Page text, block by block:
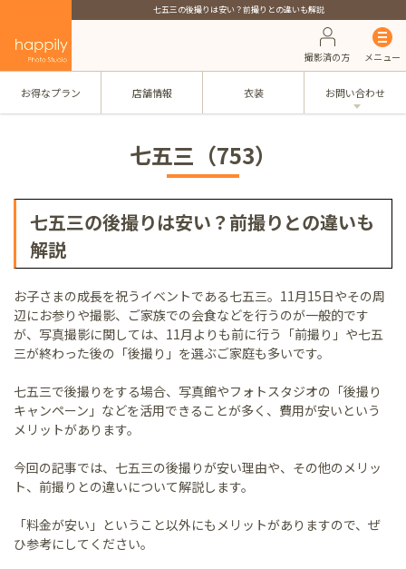
七五三の後撮りは安い？前撮りとの違いも解説
撮影済の方 メニュー
お得なプラン 店舗情報 衣装 お問い合わせ
七五三（753）
七五三の後撮りは安い？前撮りとの違いも
解説
お子さまの成長を祝うイベントである七五三。11月15日やその周
辺にお参りや撮影、ご家族での会食などを行うのが一般的です
が、写真撮影に関しては、11月よりも前に行う「前撮り」や七五
三が終わった後の「後撮り」を選ぶご家庭も多いです。
七五三で後撮りをする場合、写真館やフォトスタジオの「後撮り
キャンペーン」などを活用できることが多く、費用が安いという
メリットがあります。
今回の記事では、七五三の後撮りが安い理由や、その他のメリッ
ト、前撮りとの違いについて解説します。
「料金が安い」ということ以外にもメリットがありますので、ぜ
ひ参考にしてください。